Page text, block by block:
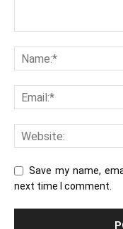
Save my name,
next time I comment.